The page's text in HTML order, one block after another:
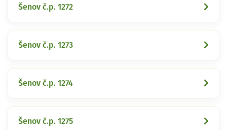
Šenov č.p. 1272
Šenov č.p. 1273
Šenov č.p. 1274
Šenov č.p. 1275